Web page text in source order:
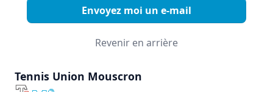
Envoyez moi un e-mail
Revenir en arrière
Tennis Union Mouscron